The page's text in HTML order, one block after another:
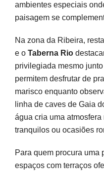
ambientes especiais
paisagem se
Na zona da Ribeira,
e o Taberna Rio
privilegiada mesmo
permitem desfrutar de
marisco enquanto
linha de caves de Gaia
água cria uma
tranquilos ou ocasiões
Para quem procura uma
espaços com terraços